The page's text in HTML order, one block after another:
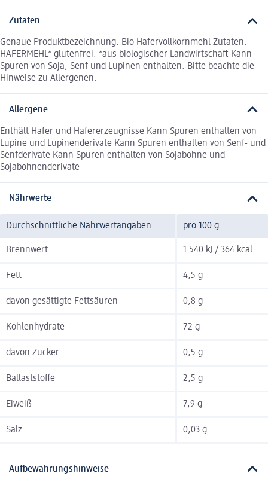
Zutaten
Genaue Produktbezeichnung: Bio Hafervollkornmehl Zutaten:
HAFERMEHL* glutenfrei. *aus biologischer Landwirtschaft Kann
Spuren von Soja, Senf und Lupinen enthalten. Bitte beachte die
Hinweise zu Allergenen.
Allergene
Enthält Hafer und Hafererzeugnisse Kann Spuren enthalten von
Lupine und Lupinenderivate Kann Spuren enthalten von Senf- und
Senfderivate Kann Spuren enthalten von Sojabohne und
Sojabohnenderivate
Nährwerte
Durchschnittliche Nährwertangaben pro 100 g
Brennwert 1.540 kJ / 364 kcal
Fett 4,5 g
davon gesättigte Fettsäuren 0,8 g
Kohlenhydrate 72 g
davon Zucker 0,5 g
Ballaststoffe 2,5 g
Eiweiß 7,9 g
Salz 0,03 g
Aufbewahrungshinweise